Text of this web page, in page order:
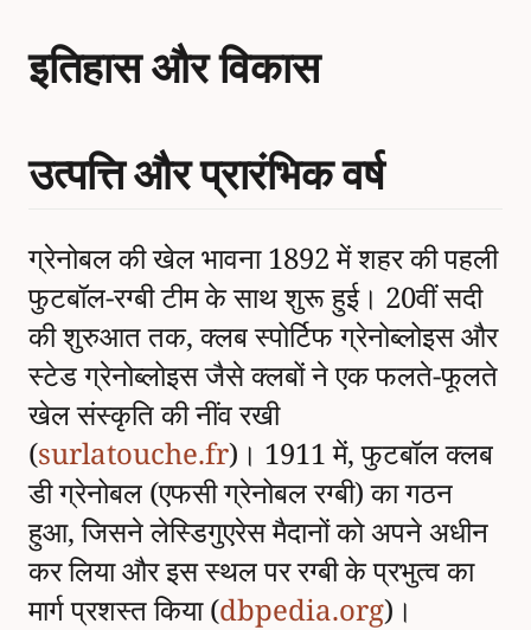
इतिहास और विकास
उत्पत्ति और प्रारंभिक वर्ष
ग्रेनोबल की खेल भावना 1892 में शहर की पहली
फुटबॉल-रग्बी टीम के साथ शुरू हुई। 20वीं सदी
की शुरुआत तक, क्लब स्पोर्टिफ ग्रेनोब्लोइस और
स्टेड ग्रेनोब्लोइस जैसे क्लबों ने एक फलते-फूलते
खेल संस्कृति की नींव रखी
(surlatouche.fr)। 1911 में, फुटबॉल क्लब
डी ग्रेनोबल (एफसी ग्रेनोबल रग्बी) का गठन
हुआ, जिसने लेस्डिगुएरेस मैदानों को अपने अधीन
कर लिया और इस स्थल पर रग्बी के प्रभुत्व का
मार्ग प्रशस्त किया (dbpedia.org)।